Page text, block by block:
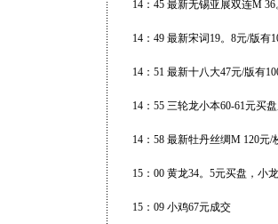
14：45 最新无锡亚展双连M
14：49 最新宋词19。8元/版有
14：51 最新十八大47元/版有
14：55 三轮龙小本60-61元买
14：58 最新牡丹丝绸M 120元/
15：00 黄龙34。5元买盘，小
15：09 小鸡67元成交